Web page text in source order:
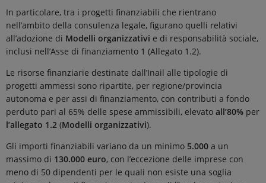
In particolare, tra i progetti finanziabili che rientrano
nell’ambito della consulenza legale, figurano quelli relativi
all’adozione di Modelli organizzativi e di responsabilità sociale,
inclusi nell’Asse di finanziamento 1 (Allegato 1.2).
Le risorse finanziarie destinate dall’Inail alle tipologie di
progetti ammessi sono ripartite, per regione/provincia
autonoma e per assi di finanziamento, con contributi a fondo
perduto pari al 65% delle spese ammissibili, elevato all’80% per
l’allegato 1.2 (Modelli organizzativi).
Gli importi finanziabili variano da un minimo 5.000 a un
massimo di 130.000 euro, con l’eccezione delle imprese con
meno di 50 dipendenti per le quali non esiste una soglia